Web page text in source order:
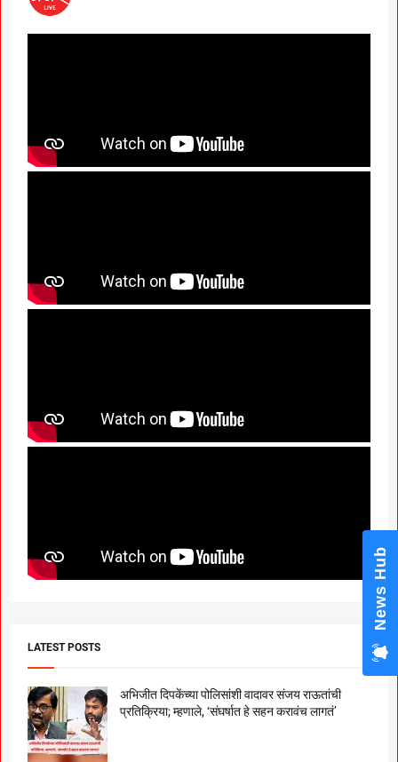
LATEST POSTS
अभिजीत दिपकेंच्या पोलिसांशी वादावर संजय राऊतांची
प्रतिक्रिया; म्हणाले, ‘संघर्षात हे सहन करावंच लागतं’
News Hub